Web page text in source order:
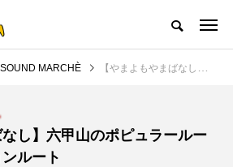
ォーカスし発信するウェブラジオ局
介 後援申請 フリーペーパー プレイ
MARCHÈ 【やまよもやまばなし】六甲山のポピュラールートとバリエーションルート
なし】六甲山のポピュラールー
ルート